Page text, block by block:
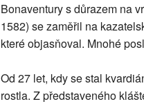
Bonaventury s důrazem na
1582) se zaměřil na
které objasňoval. Mnohé
Od 27 let, kdy se stal
rostla. Z představeného